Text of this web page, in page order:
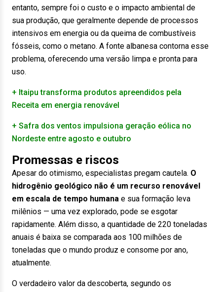
entanto, sempre foi o custo e o impacto ambiental de
sua produção, que geralmente depende de processos
intensivos em energia ou da queima de combustíveis
fósseis, como o metano. A fonte albanesa contorna esse
problema, oferecendo uma versão limpa e pronta para
uso.
+ Itaipu transforma produtos apreendidos pela
Receita em energia renovável
+ Safra dos ventos impulsiona geração eólica no
Nordeste entre agosto e outubro
Promessas e riscos
Apesar do otimismo, especialistas pregam cautela. O
hidrogênio geológico não é um recurso renovável
em escala de tempo humana e sua formação leva
milênios — uma vez explorado, pode se esgotar
rapidamente. Além disso, a quantidade de 220 toneladas
anuais é baixa se comparada aos 100 milhões de
toneladas que o mundo produz e consome por ano,
atualmente.
O verdadeiro valor da descoberta, segundo os